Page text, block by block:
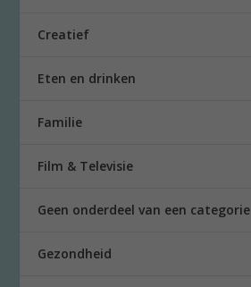
Creatief
Eten en drinken
Familie
Film & Televisie
Geen onderdeel van een categorie
Gezondheid